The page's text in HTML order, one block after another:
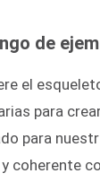
de
el
para
para